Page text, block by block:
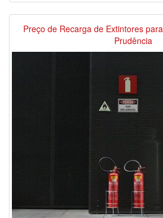
Preço de Recarga de Extintores
Prudência